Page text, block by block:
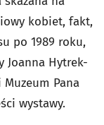
kobiet, fakt,
po 1989 roku,
Joanna Hytrek-
Pana
wystawy.